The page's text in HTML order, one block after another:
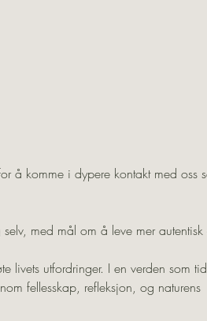
å komme i dypere kontakt med oss
med mål om å leve mer
livets utfordringer. I en verden som
fellesskap, refleksjon, og naturens